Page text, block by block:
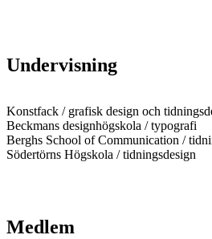
Undervisning
Konstfack / grafisk design och
Beckmans designhögskola / typografi
Berghs School of Communication /
Södertörns Högskola / tidningsdesign
Medlem